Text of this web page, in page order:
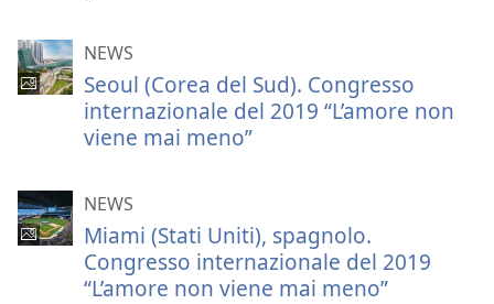
NEWS
Seoul (Corea del Sud). Congresso
internazionale del 2019 “L’amore non
viene mai meno”
NEWS
Miami (Stati Uniti), spagnolo.
Congresso internazionale del 2019
“L’amore non viene mai meno”